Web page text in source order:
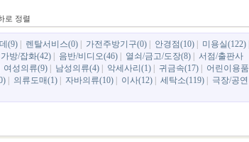
로 정렬
(9) 렌탈서비스(0) 가전주방기구(0) 안경점(10) 미용실(122)
가방/잡화(42) 음반/비디오(46) 열쇠/금고/도장(8)
서점/출판사
여성의류(9) 남성의류(4) 악세사리(1) 귀금속(17)
어린이용품
의류도매(1) 자바의류(10) 이사(12) 세탁소(119)
극장/공연